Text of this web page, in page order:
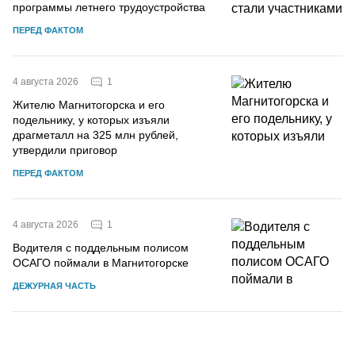
программы летнего трудоустройства
ПЕРЕД ФАКТОМ
4 августа 2026 1
Жителю Магнитогорска и его
подельнику, у которых изъяли
драгметалл на 325 млн рублей,
утвердили приговор
ПЕРЕД ФАКТОМ
4 августа 2026 1
Водителя с поддельным полисом
ОСАГО поймали в Магнитогорске
ДЕЖУРНАЯ ЧАСТЬ